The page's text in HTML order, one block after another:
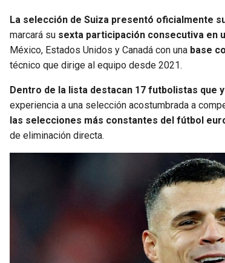
La selección de Suiza presentó oficialmente
marcará su sexta participación consecutiva en
México, Estados Unidos y Canadá con una base
técnico que dirige al equipo desde 2021.
Dentro de la lista destacan 17 futbolistas que
experiencia a una selección acostumbrada a
las selecciones más constantes del fútbol
de eliminación directa.